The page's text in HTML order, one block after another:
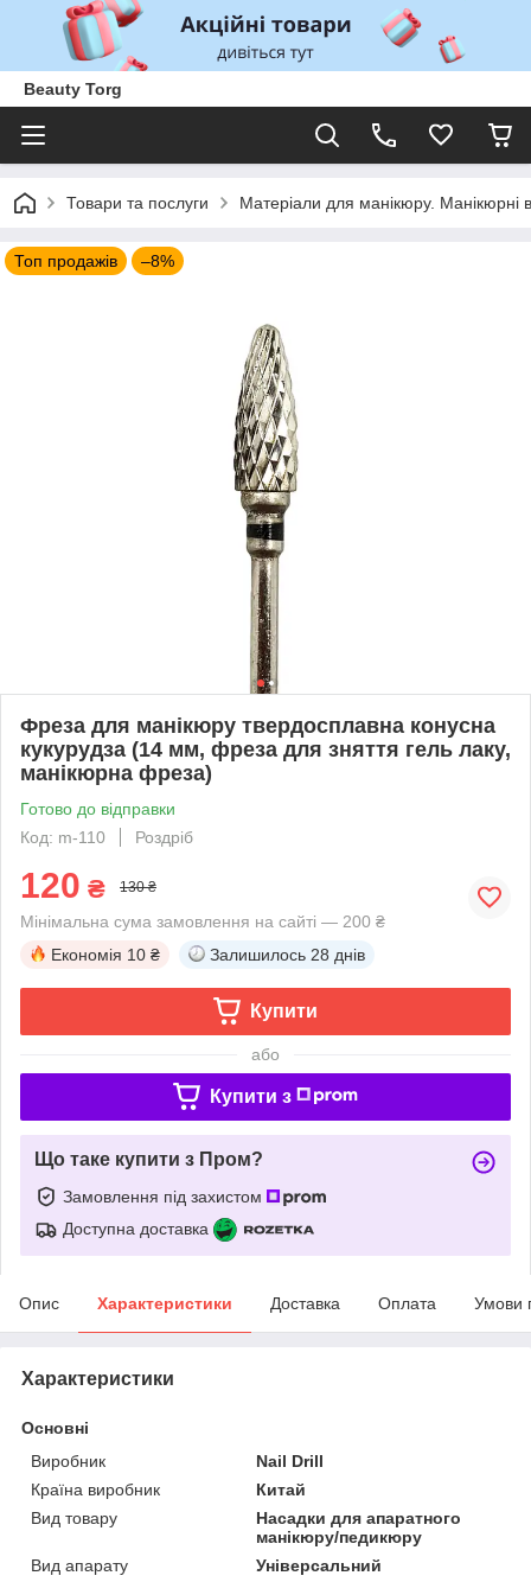
Beauty Torg
Товари та послуги Матеріали для манікюру. Манікюрні
Топ продажів –8%
Фреза для манікюру твердосплавна конусна
кукурудза (14 мм, фреза для зняття гель лаку,
манікюрна фреза)
Готово до відправки
Код: m-110
Роздріб
120 ₴ 130 ₴
Мінімальна сума замовлення на сайті — 200 ₴
Економія 10 ₴ Залишилось 28 днів
Купити
або
Купити з
Що таке купити з Пром?
Замовлення під захистом
Доступна доставка
Опис Характеристики Доставка Оплата Умови
Характеристики
Основні
Виробник
Nail Drill
Країна виробник
Китай
Вид товару
Насадки для апаратного
манікюру/педикюру
Вид апарату
Універсальний